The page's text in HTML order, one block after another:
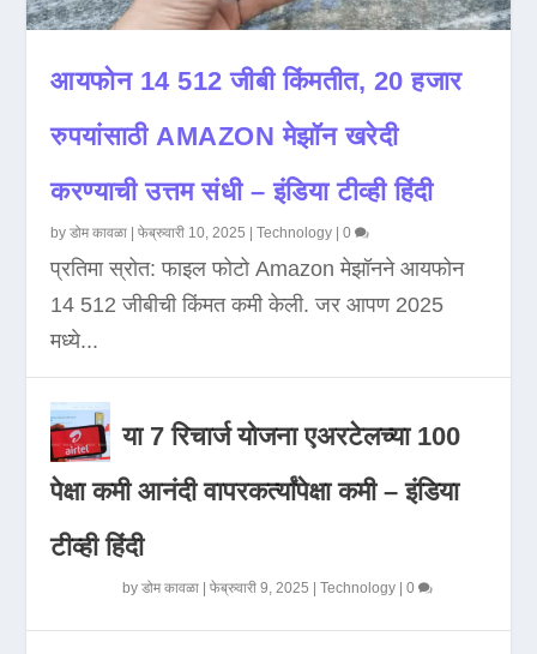
आयफोन 14 512 जीबी किंमतीत, 20 हजार
रुपयांसाठी AMAZON मेझॉन खरेदी
करण्याची उत्तम संधी – इंडिया टीव्ही हिंदी
byडोम कावळा |फेब्रुवारी 10, 2025 |Technology |0
प्रतिमा स्रोत: फाइल फोटो Amazon मेझॉनने आयफोन
14 512 जीबीची किंमत कमी केली. जर आपण 2025
मध्ये...
या 7 रिचार्ज योजना एअरटेलच्या 100
पेक्षा कमी आनंदी वापरकर्त्यांपेक्षा कमी – इंडिया
टीव्ही हिंदी
byडोम कावळा |फेब्रुवारी 9, 2025 |Technology |0